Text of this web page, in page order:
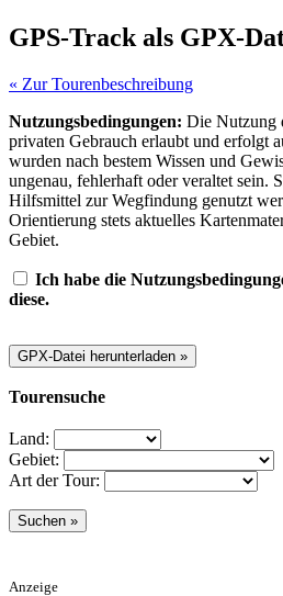
GPS-Track als GPX-
« Zur Tourenbeschreibung
Nutzungsbedingungen: Die Nutzung
privaten Gebrauch erlaubt und erfolgt
wurden nach bestem Wissen und
ungenau, fehlerhaft oder veraltet sein.
Hilfsmittel zur Wegfindung genutzt
Orientierung stets aktuelles
Gebiet.
Ich habe die
diese.
Tourensuche
Land:
Gebiet:
Art der Tour:
Anzeige